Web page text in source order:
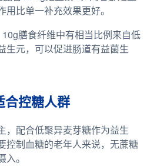
比单一补充效果更好。
10g膳食纤维中有相当比例来自低
生元，可以促进肠道有益菌生
合控糖人群
，配合低聚异麦芽糖作为益生
控制血糖的老年人来说，无蔗糖
。